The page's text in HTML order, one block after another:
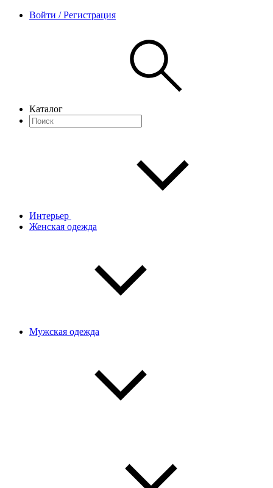
Войти / Регистрация
Каталог
Интерьер
Женская одежда
Мужская одежда